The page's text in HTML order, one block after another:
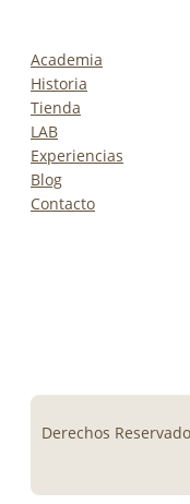
Academia
Historia
Tienda
LAB
Experiencias
Blog
Contacto
Derechos